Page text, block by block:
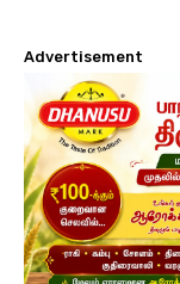
Advertisement